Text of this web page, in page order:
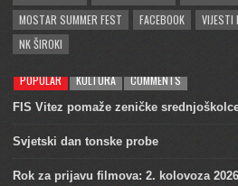
MOSTAR SUMMER FEST
FACEBOOK VIJESTI
NK ŠIROKI
POPULAR KULTURA COMMENTS
FIS Vitez pomaže zeničke
Svjetski dan tonske probe
Rok za prijavu filmova: 2. kolovoza